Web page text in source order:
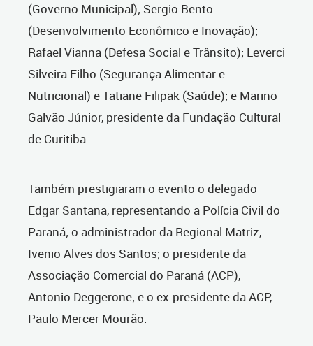
(Governo Municipal); Sergio Bento
(Desenvolvimento Econômico e Inovação);
Rafael Vianna (Defesa Social e Trânsito); Leverci
Silveira Filho (Segurança Alimentar e
Nutricional) e Tatiane Filipak (Saúde); e Marino
Galvão Júnior, presidente da Fundação Cultural
de Curitiba.
Também prestigiaram o evento o delegado
Edgar Santana, representando a Polícia Civil do
Paraná; o administrador da Regional Matriz,
Ivenio Alves dos Santos; o presidente da
Associação Comercial do Paraná (ACP),
Antonio Deggerone; e o ex-presidente da ACP,
Paulo Mercer Mourão.